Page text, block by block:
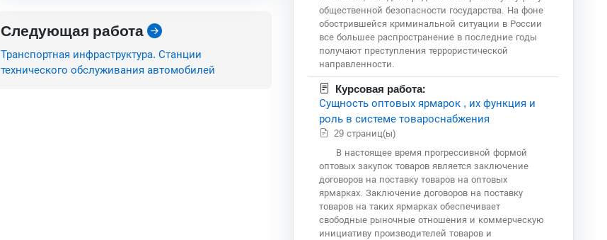
Следующая работа
Транспортная инфраструктура. Станции
технического обслуживания автомобилей
общественной безопасности государства. На фоне
обострившейся криминальной ситуации в России
все большее распространение в последние годы
получают преступления террористической
направленности.
Курсовая работа:
Сущность оптовых ярмарок , их функция и
роль в системе товароснабжения
29 страниц(ы)
В настоящее время прогрессивной формой
оптовых закупок товаров является заключение
договоров на поставку товаров на оптовых
ярмарках. Заключение договоров на поставку
товаров на таких ярмарках обеспечивает
свободные рыночные отношения и коммерческую
инициативу производителей товаров и